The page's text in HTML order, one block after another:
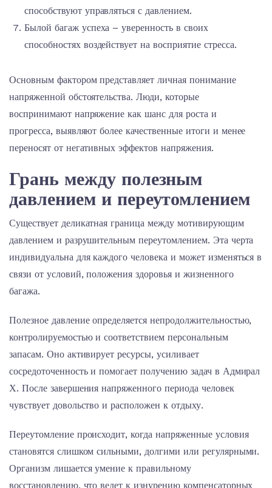
способствуют управляться с давлением.
Былой багаж успеха – уверенность в своих
способностях воздействует на восприятие стресса.
Основным фактором представляет личная понимание
напряженной обстоятельства. Люди, которые
воспринимают напряжение как шанс для роста и
прогресса, выявляют более качественные итоги и менее
переносят от негативных эффектов напряжения.
Грань между полезным
давлением и переутомлением
Существует деликатная граница между мотивирующим
давлением и разрушительным переутомлением. Эта черта
индивидуальна для каждого человека и может изменяться в
связи от условий, положения здоровья и жизненного
багажа.
Полезное давление определяется непродолжительностью,
контролируемостью и соответствием персональным
запасам. Оно активирует ресурсы, усиливает
сосредоточенность и помогает получению задач в Адмирал
Х. После завершения напряженного периода человек
чувствует довольство и расположен к отдыху.
Переутомление происходит, когда напряженные условия
становятся слишком сильными, долгими или регулярными.
Организм лишается умение к правильному
восстановлению, что ведет к изнурению компенсаторных